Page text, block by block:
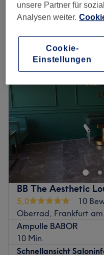
Ein Salon, der anbietet:
BB The Aesthetic
5,0
10
Oberrad, Frankfurt
Ampulle BABOR
10 Min.
Schnellansicht
unsere Partner für
Analysen weiter.
Cookie-
Einstellungen